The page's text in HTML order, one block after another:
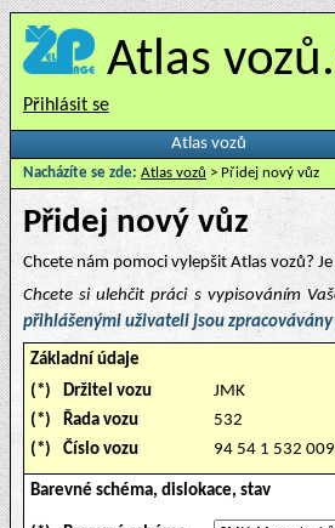
Atlas
Přihlásit se
Atlas vozů
Nacházíte se zde: Atlas vozů > Přidej nový vůz
Přidej nový vůz
Chcete nám pomoci vylepšit Atlas vozů?
Chcete si ulehčit práci s vypisováním
přihlášenými uživateli jsou
Základní údaje
(*)
Držitel vozu
JMK
(*)
Řada vozu
532
(*)
Číslo vozu 94 54 1 532
Barevné schéma, dislokace, stav